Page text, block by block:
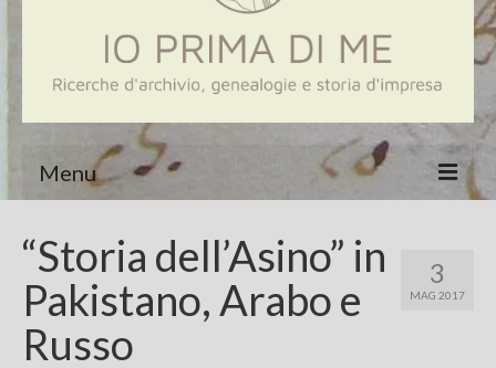
Menu
Genealogia
Aziende
3
MAG 2017
“Storia dell’Asino” in
Pakistano, Arabo e
Russo